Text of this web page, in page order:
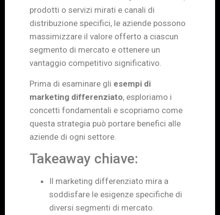
prodotti o servizi mirati e canali di
distribuzione specifici, le aziende possono
massimizzare il valore offerto a ciascun
segmento di mercato e ottenere un
vantaggio competitivo significativo.
Prima di esaminare gli esempi di
marketing differenziato, esploriamo i
concetti fondamentali e scopriamo come
questa strategia può portare benefici alle
aziende di ogni settore.
Takeaway chiave:
Il marketing differenziato mira a
soddisfare le esigenze specifiche di
diversi segmenti di mercato.